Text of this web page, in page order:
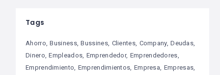
Tags
Ahorro Business Bussines Clientes Company Deudas
Dinero Empleados Emprendedor Emprendedores
Emprendimiento Emprendimientos Empresa Empresas